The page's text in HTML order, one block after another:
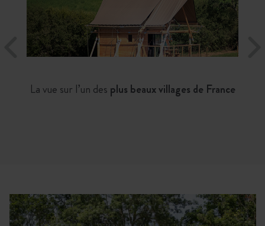
La vue sur l’un des plus beaux villages de France